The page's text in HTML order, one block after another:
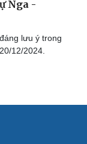
Nga -
lưu ý trong
12/2024.